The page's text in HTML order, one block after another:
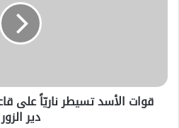
دير الزور